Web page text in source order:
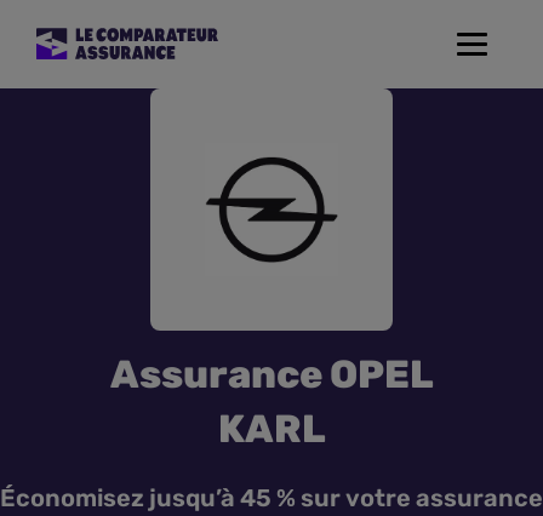
Toggle
Assurance Habitation
Assurance de prêt
Assurance OPEL
KARL
Économisez jusqu’à 45 % sur votre assurance